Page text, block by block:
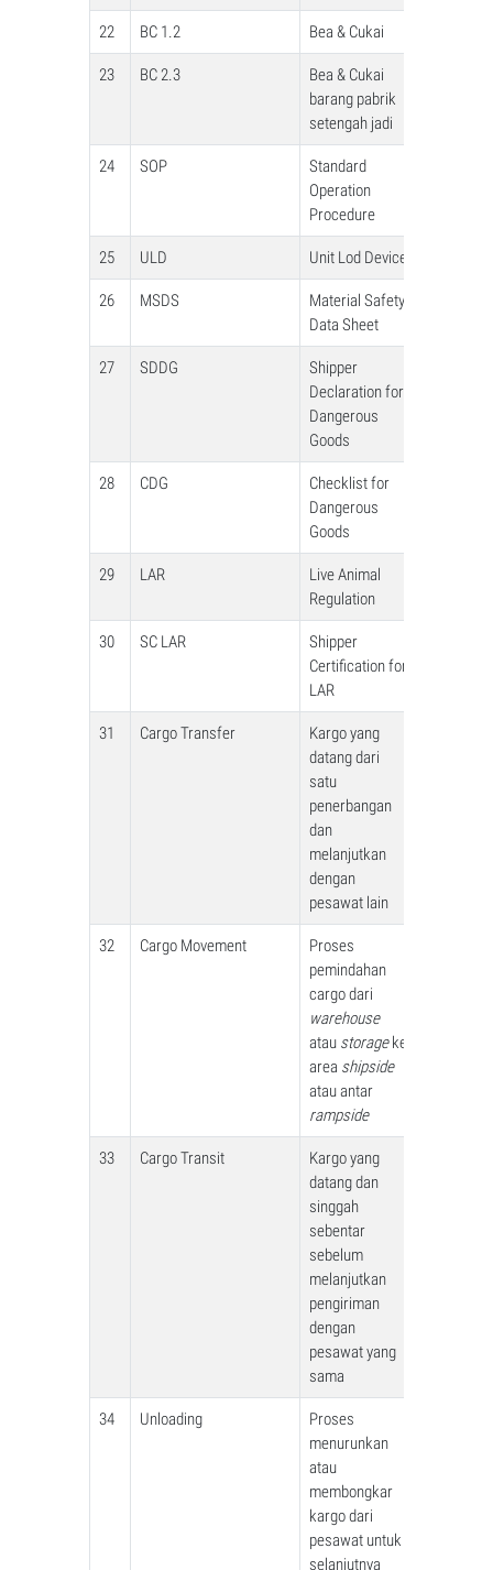
22 BC 1.2 Bea & Cukai
23 BC 2.3
Bea & Cukai
barang pabrik
setengah jadi
24 SOP
Standard
Operation
Procedure
25 ULD Unit Lod Device
26 MSDS
Material Safety
Data Sheet
27 SDDG
Shipper
Declaration for
Dangerous
Goods
28 CDG
Checklist for
Dangerous
Goods
29 LAR
Live Animal
Regulation
30 SC LAR
Shipper
Certification for
LAR
31 Cargo Transfer
Kargo yang
datang dari
satu
penerbangan
dan
melanjutkan
dengan
pesawat lain
32 Cargo Movement
Proses
pemindahan
cargo dari
warehouse
atau storageke
area shipside
atau antar
rampside
33 Cargo Transit
Kargo yang
datang dan
singgah
sebentar
sebelum
melanjutkan
pengiriman
dengan
pesawat yang
sama
34 Unloading
Proses
menurunkan
atau
membongkar
kargo dari
pesawat untuk
selanjutnya